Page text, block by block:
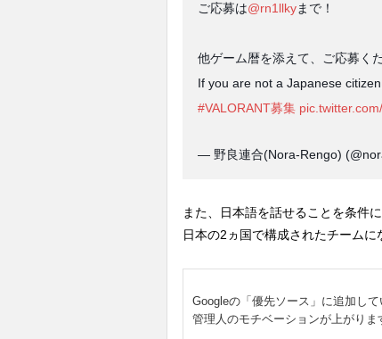
ご応募は@rn1llkyまで！
他ゲーム暦を添えて、ご応募くだ
If you are not a Japanese
#VALORANT募集
— 野良連合(Nora-Rengo)
また、日本語を話せることを条件
日本の2ヵ国で構成されたチームに
Googleの「優先ソース」に追加して
管理人のモチベーションが上がりま